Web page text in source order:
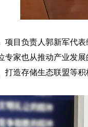
目负责人郭新军代
家也从推动产业发
造存储生态联盟等积